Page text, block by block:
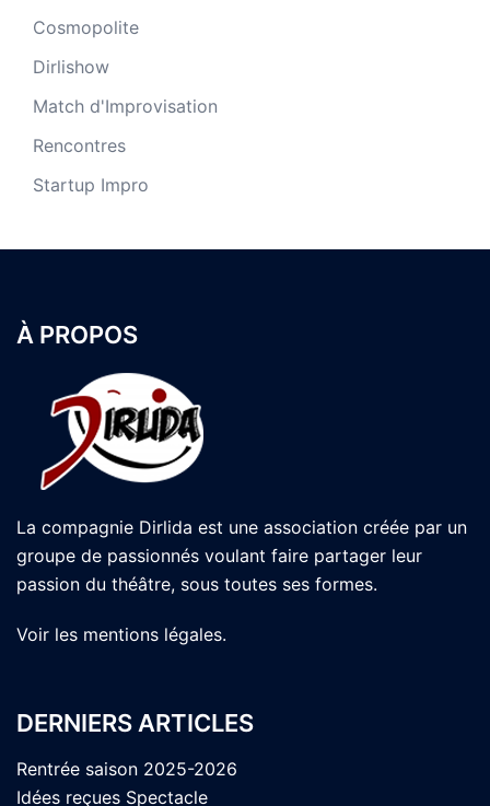
Cosmopolite
Dirlishow
Match d'Improvisation
Rencontres
Startup Impro
À PROPOS
La compagnie Dirlida est une association créée par un
groupe de passionnés voulant faire partager leur
passion du théâtre, sous toutes ses formes.
Voir les mentions légales.
DERNIERS ARTICLES
Rentrée saison 2025-2026
Idées reçues Spectacle